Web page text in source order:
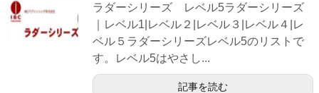
ラダーシリーズ レベル5ラダーシリーズ
｜レベル1|レベル２|レベル３|レベル４|レ
ベル５ラダーシリーズレベル5のリストで
す。レベル5はやさし...
記事を読む